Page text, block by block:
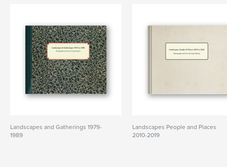
Landscapes and Gatherings 1979-
1989
Landscapes People and Places
2010-2019